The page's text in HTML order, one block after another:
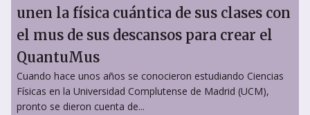
unen la física cuántica de sus clases con
el mus de sus descansos para crear el
QuantuMus
Cuando hace unos años se conocieron estudiando Ciencias
Físicas en la Universidad Complutense de Madrid (UCM),
pronto se dieron cuenta de...